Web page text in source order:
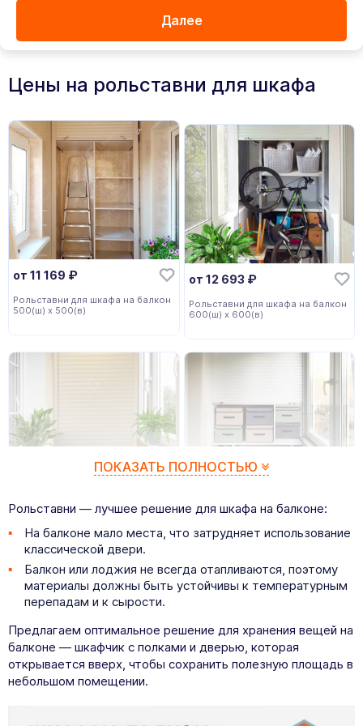
Далее
Цены на рольставни для шкафа
от 11 169 ₽
Рольставни для шкафа на балкон
500(ш) х 500(в)
от 12 693 ₽
Рольставни для шкафа на балкон
600(ш) х 600(в)
от14 168₽
Рольставни для шкафа на балкон
от14 946₽
Рольставни для шкафа на балкон
700(ш) х 800(в)
ПОКАЗАТЬ ПОЛНОСТЬЮ
Рольставни — лучшее решение для шкафа на балконе:
На балконе мало места, что затрудняет использование
классической двери.
Балкон или лоджия не всегда отапливаются, поэтому
материалы должны быть устойчивы к температурным
перепадам и к сырости.
Предлагаем оптимальное решение для хранения вещей на
балконе — шкафчик с полками и дверью, которая
открывается вверх, чтобы сохранить полезную площадь в
небольшом помещении.